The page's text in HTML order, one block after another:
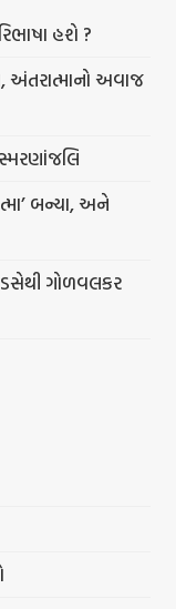
હશે ?
અવાજ
સ્મરણાંજલિ
બન્યા, અને
ગોળવલકર